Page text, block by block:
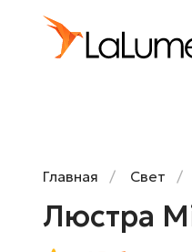
Главная Свет
Люстра
Люстра Mi